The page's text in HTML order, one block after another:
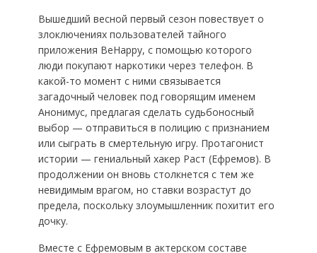
Вышедший весной первый сезон повествует о
злоключениях пользователей тайного
приложения BeHappy, с помощью которого
люди покупают наркотики через телефон. В
какой-то момент с ними связывается
загадочный человек под говорящим именем
Анонимус, предлагая сделать судьбоносный
выбор — отправиться в полицию с признанием
или сыграть в смертельную игру. Протагонист
истории — гениальный хакер Раст (Ефремов). В
продолжении он вновь столкнется с тем же
невидимым врагом, но ставки возрастут до
предела, поскольку злоумышленник похитит его
дочку.
Вместе с Ефремовым в актерском составе